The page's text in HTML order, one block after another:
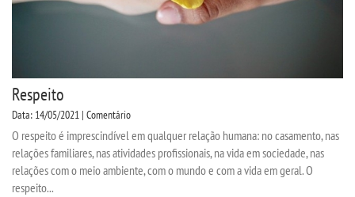
Respeito
Data: 14/05/2021 | Comentário
O respeito é imprescindível em qualquer relação humana: no casamento, nas
relações familiares, nas atividades profissionais, na vida em sociedade, nas
relações com o meio ambiente, com o mundo e com a vida em geral. O
respeito...